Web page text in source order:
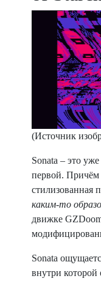
(Источник
Sonata – это
первой. Причём
стилизованная
каким-то
движке
Sonata
внутри которой